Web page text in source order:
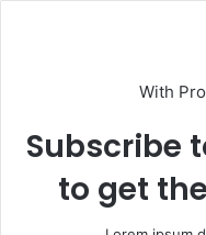
With
Subscribe
to get